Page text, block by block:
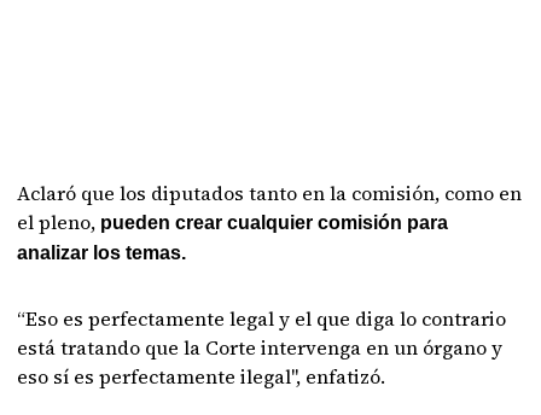
Aclaró que los diputados tanto en la comisión, como en
el pleno, pueden crear cualquier comisión para
analizar los temas.
“Eso es perfectamente legal y el que diga lo contrario
está tratando que la Corte intervenga en un órgano y
eso sí es perfectamente ilegal", enfatizó.